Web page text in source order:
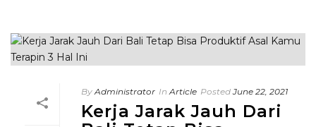
By Administrator In Article Posted June 22, 2021
Kerja Jarak Jauh Dari